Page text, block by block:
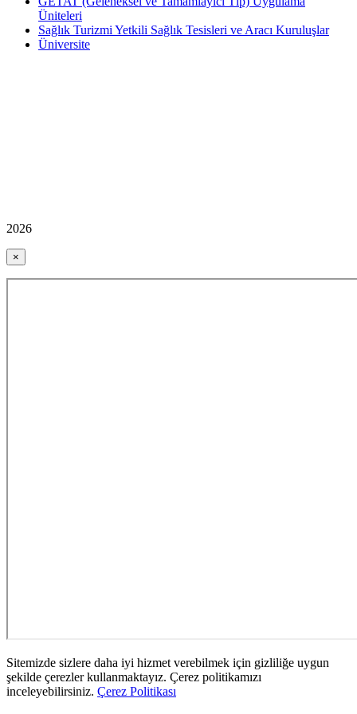
Üniteleri
Sağlık Turizmi Yetkili Sağlık Tesisleri ve Aracı Kuruluşlar
Üniversite
2026
×
Sitemizde sizlere daha iyi hizmet verebilmek için gizliliğe uygun
şekilde çerezler kullanmaktayız. Çerez politikamızı
inceleyebilirsiniz. Çerez Politikası